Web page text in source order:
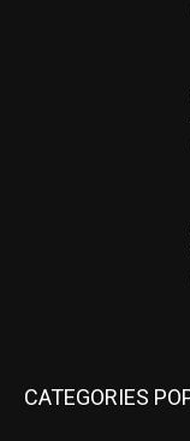
CATEGORIES